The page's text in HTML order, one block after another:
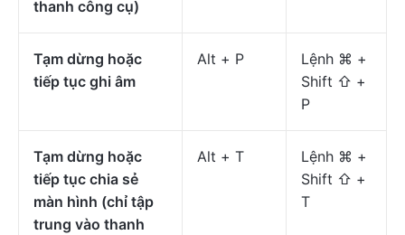
thanh công cụ)
Tạm dừng hoặc
tiếp tục ghi âm
Alt + P
Lệnh ⌘ +
Shift ⇧ +
P
Tạm dừng hoặc
tiếp tục chia sẻ
màn hình (chỉ tập
trung vào thanh
Alt + T
Lệnh ⌘ +
Shift ⇧ +
T